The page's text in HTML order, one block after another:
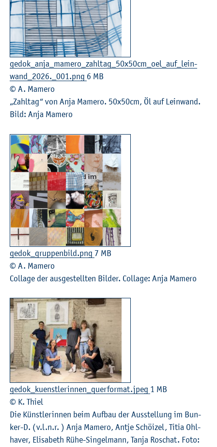
ge­do­k_an­ja_­ma­me­ro_­zahl­tag_50x50cm_o­el_auf­_­lein­
wan­d_2026._001.​png 6 MB
© A. Ma­me­ro
„Zahl­tag“ von Anja Ma­me­ro. 50x50cm, Öl auf Lein­wand.
Bild: Anja Ma­me­ro
ge­do­k_­grup­pen­bild.png 7 MB
© A. Ma­me­ro
Col­la­ge der aus­ge­stell­ten Bil­der. Col­la­ge: Anja Ma­me­ro
ge­do­k_­ku­enst­le­rin­nen_­quer­for­mat.jpeg 1 MB
© K. Thiel
Die Künst­le­rin­nen beim Auf­bau der Aus­stel­lung im Bun­
ker-D. (v.l.n.r. ) Anja Ma­me­ro, Antje Schöi­zel, Titia Ohl­
ha­ver, Eli­sa­beth Rühe-Sin­gel­mann, Tanja Ro­schat. Foto: